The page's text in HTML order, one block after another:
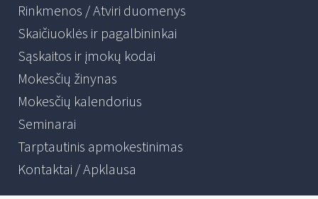
Rinkmenos / Atviri duomenys
Skaičiuoklės ir pagalbininkai
Sąskaitos ir įmokų kodai
Mokesčių žinynas
Mokesčių kalendorius
Seminarai
Tarptautinis apmokestinimas
Kontaktai / Apklausa